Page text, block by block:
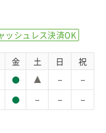
ッシュレス決済OK
金 土 日 祝
－ －
－ － －